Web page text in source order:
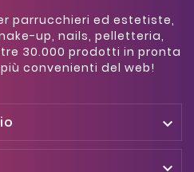
parrucchieri ed estetiste,
up, nails, pelletteria,
30.000 prodotti in pronta
convenienti del web!
